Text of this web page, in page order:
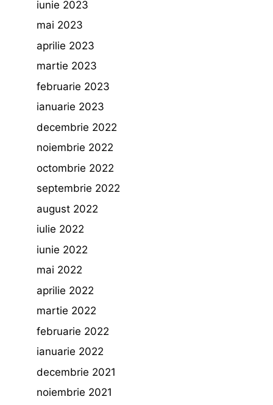
iunie 2023
mai 2023
aprilie 2023
martie 2023
februarie 2023
ianuarie 2023
decembrie 2022
noiembrie 2022
octombrie 2022
septembrie 2022
august 2022
iulie 2022
iunie 2022
mai 2022
aprilie 2022
martie 2022
februarie 2022
ianuarie 2022
decembrie 2021
noiembrie 2021